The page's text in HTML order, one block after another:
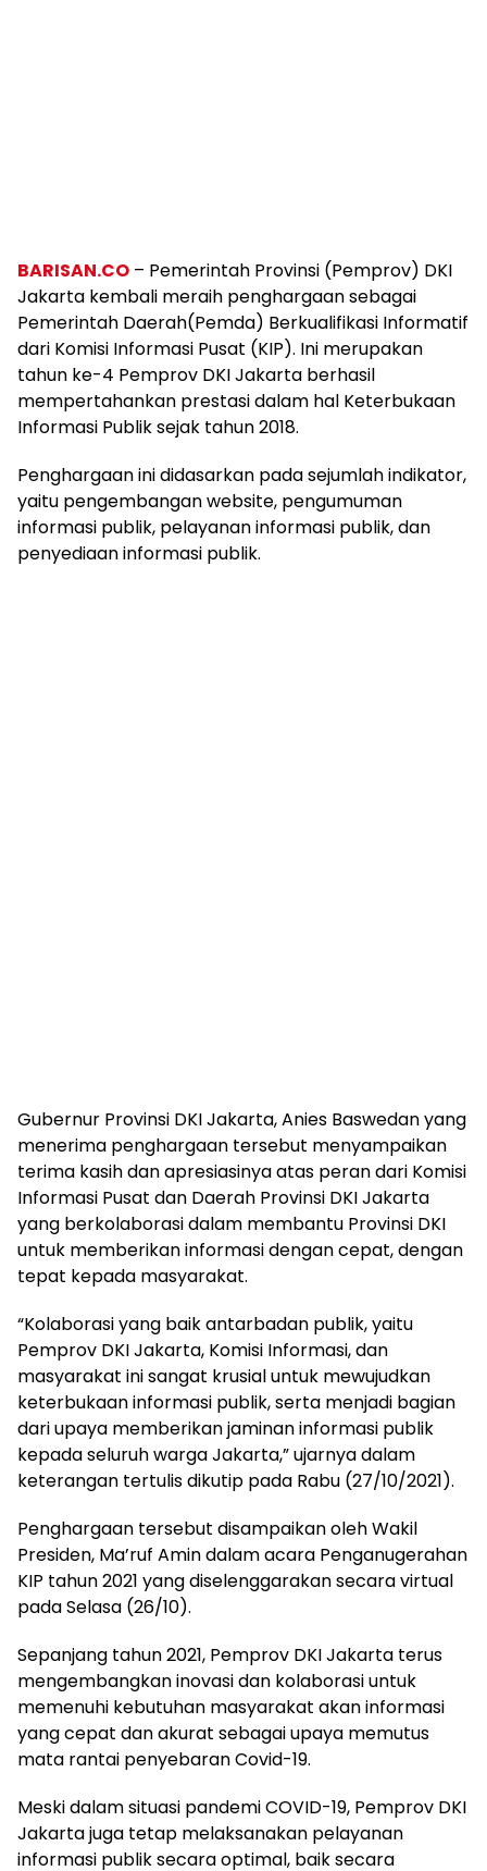
BARISAN.CO – Pemerintah Provinsi (Pemprov) DKI
Jakarta kembali meraih penghargaan sebagai
Pemerintah Daerah(Pemda) Berkualifikasi Informatif
dari Komisi Informasi Pusat (KIP). Ini merupakan
tahun ke-4 Pemprov DKI Jakarta berhasil
mempertahankan prestasi dalam hal Keterbukaan
Informasi Publik sejak tahun 2018.
Penghargaan ini didasarkan pada sejumlah indikator,
yaitu pengembangan website, pengumuman
informasi publik, pelayanan informasi publik, dan
penyediaan informasi publik.
Gubernur Provinsi DKI Jakarta, Anies Baswedan yang
menerima penghargaan tersebut menyampaikan
terima kasih dan apresiasinya atas peran dari Komisi
Informasi Pusat dan Daerah Provinsi DKI Jakarta
yang berkolaborasi dalam membantu Provinsi DKI
untuk memberikan informasi dengan cepat, dengan
tepat kepada masyarakat.
“Kolaborasi yang baik antarbadan publik, yaitu
Pemprov DKI Jakarta, Komisi Informasi, dan
masyarakat ini sangat krusial untuk mewujudkan
keterbukaan informasi publik, serta menjadi bagian
dari upaya memberikan jaminan informasi publik
kepada seluruh warga Jakarta,” ujarnya dalam
keterangan tertulis dikutip pada Rabu (27/10/2021).
Penghargaan tersebut disampaikan oleh Wakil
Presiden, Ma’ruf Amin dalam acara Penganugerahan
KIP tahun 2021 yang diselenggarakan secara virtual
pada Selasa (26/10).
Sepanjang tahun 2021, Pemprov DKI Jakarta terus
mengembangkan inovasi dan kolaborasi untuk
memenuhi kebutuhan masyarakat akan informasi
yang cepat dan akurat sebagai upaya memutus
mata rantai penyebaran Covid-19.
Meski dalam situasi pandemi COVID-19, Pemprov DKI
Jakarta juga tetap melaksanakan pelayanan
informasi publik secara optimal, baik secara